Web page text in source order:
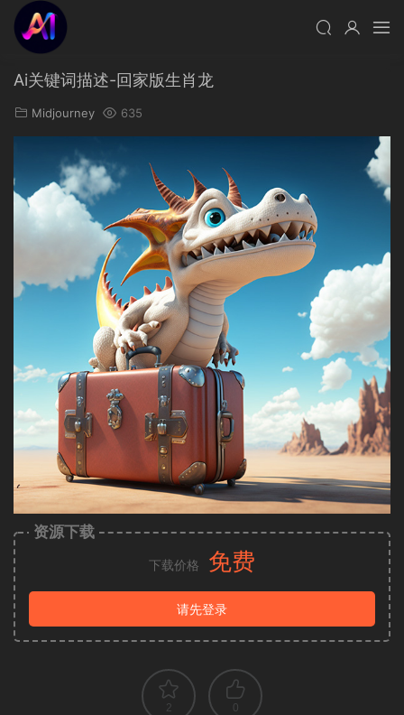
Ai关键词描述-回家版生肖龙
Midjourney 635
资源下载
下载价格 免费
请先登录
2 0